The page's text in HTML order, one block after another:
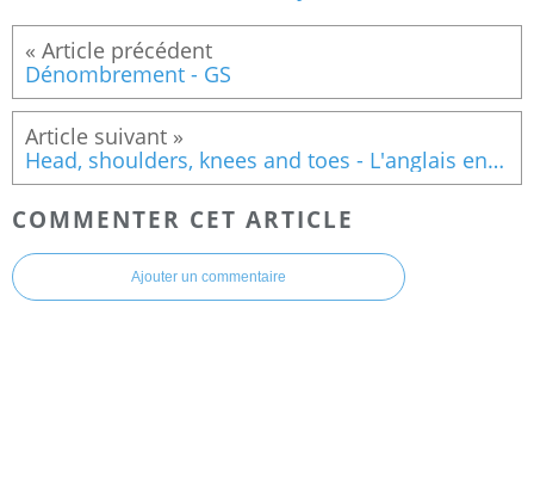
Dénombrement - GS
Head, shoulders, knees and toes - L'anglais en GS
COMMENTER CET ARTICLE
Ajouter un commentaire